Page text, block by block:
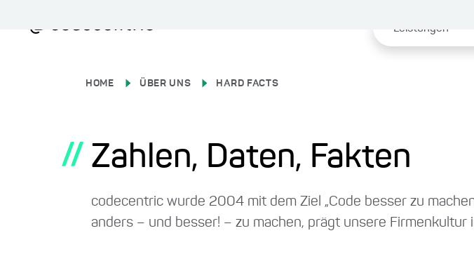
Leistungen
HOME ÜBER UNS HARD FACTS
// Zahlen, Daten, Fakten
codecentric wurde 2004 mit dem Ziel „Code besser zu
anders – und besser! – zu machen, prägt unsere Firmenkultur